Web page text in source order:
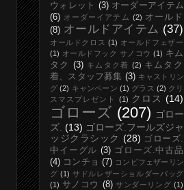
ウォレット (3) オーダーアイテム
(6) オーダーイアテム (2) オールド
(8) オールドアイテム (37)
オールドクロス (1) オールドフェザー
(1) オールドフック サノコウ (1) キム
タク
(3) キムタク着 (2) キムタク
着、スタッフ募集 (3) キャストリン
グ (2) キャンペーン (1) グラス (2) クリ
スマスプレゼント
(1) クロス (14)
ゴローズ (207) ゴロー
ズ. (13) ゴローズ.フールズジャ
ッジクラシック (28) ゴローズ.
中イーグル (3) ゴローズ.中古品
(4) コンチョ (7) コンビフェザーリン
グ (1) サドルレザーショルダーバッグ
(1) サノコウ (8) サンダーリング (1)